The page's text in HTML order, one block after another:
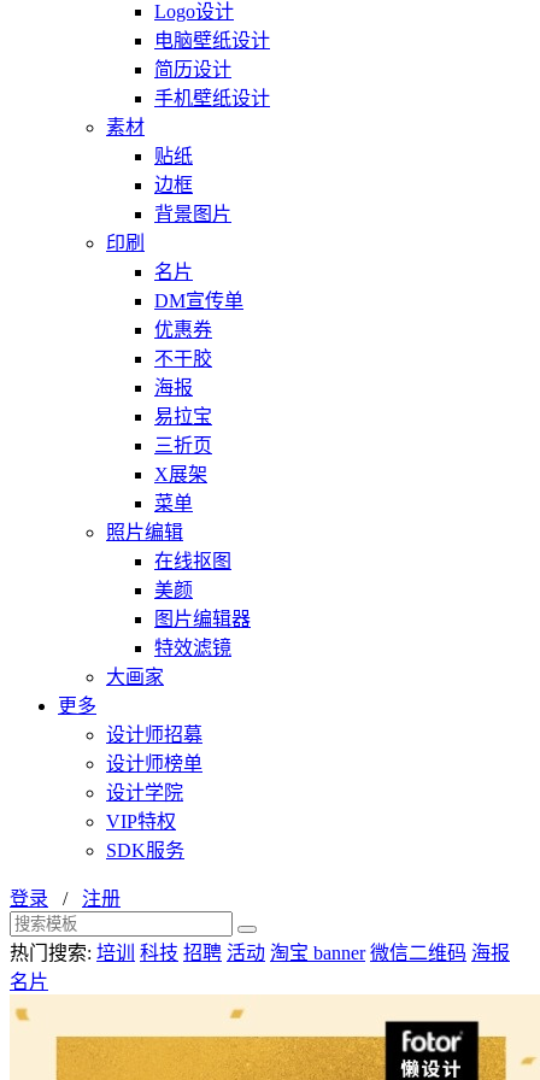
Logo设计
电脑壁纸设计
简历设计
手机壁纸设计
素材
贴纸
边框
背景图片
印刷
名片
DM宣传单
优惠券
不干胶
海报
易拉宝
三折页
X展架
菜单
照片编辑
在线抠图
美颜
图片编辑器
特效滤镜
大画家
更多
设计师招募
设计师榜单
设计学院
VIP特权
SDK服务
登录 / 注册
热门搜索: 培训 科技 招聘 活动 淘宝 banner 微信二维码 海报
名片